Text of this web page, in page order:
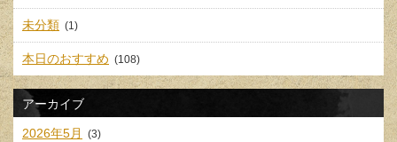
未分類 (1)
本日のおすすめ (108)
アーカイブ
2026年5月 (3)